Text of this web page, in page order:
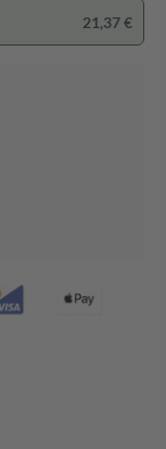
21,37 €